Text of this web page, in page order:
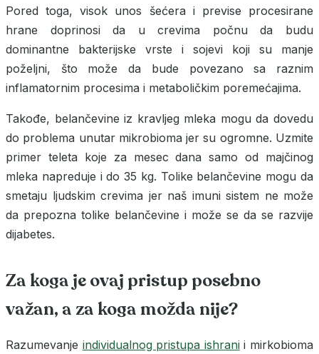
Pored toga, visok unos šećera i previse procesirane
hrane doprinosi da u crevima počnu da budu
dominantne bakterijske vrste i sojevi koji su manje
poželjni, što može da bude povezano sa raznim
inflamatornim procesima i metaboličkim poremećajima.
Takođe, belančevine iz kravljeg mleka mogu da dovedu
do problema unutar mikrobioma jer su ogromne. Uzmite
primer teleta koje za mesec dana samo od majčinog
mleka napreduje i do 35 kg. Tolike belančevine mogu da
smetaju ljudskim crevima jer naš imuni sistem ne može
da prepozna tolike belančevine i može se da se razvije
dijabetes.
Za koga je ovaj pristup posebno
važan, a za koga možda nije?
Razumevanje individualnog pristupa ishranii mirkobioma